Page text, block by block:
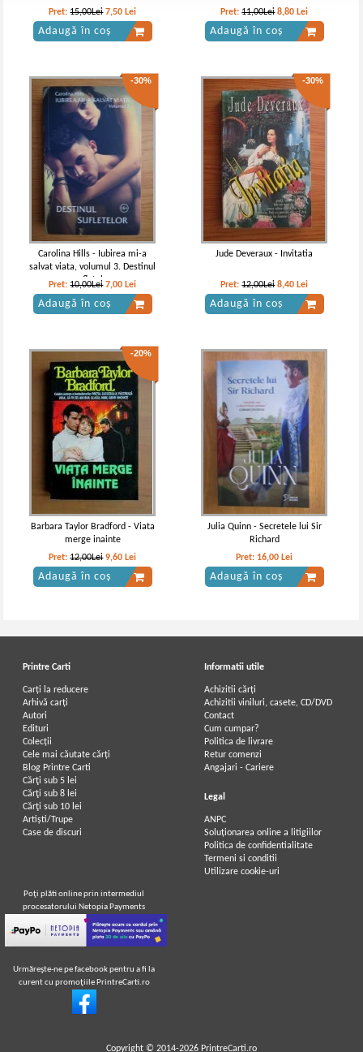
Pret:15,00Lei 7,50 Lei
Adaugă în coș
Pret:11,00Lei 8,80 Lei
Adaugă în coș
-30%
Carolina Hills - Iubirea mi-a
salvat viata, volumul 3. Destinul
sufletelor
Pret:10,00Lei 7,00 Lei
Adaugă în coș
-30%
Jude Deveraux - Invitatia
Pret:12,00Lei 8,40 Lei
Adaugă în coș
-20%
Barbara Taylor Bradford - Viata
merge inainte
Pret:12,00Lei 9,60 Lei
Adaugă în coș
Julia Quinn - Secretele lui Sir
Richard
Pret: 16,00 Lei
Adaugă în coș
Printre Carti
Carți la reducere
Arhivă carți
Autori
Edituri
Colecții
Cele mai căutate cărți
Blog Printre Carti
Cărţi sub 5 lei
Cărţi sub 8 lei
Cărţi sub 10 lei
Artiști/Trupe
Case de discuri
Informatii utile
Achizitii cărți
Achizitii viniluri, casete, CD/DVD
Contact
Cum cumpar?
Politica de livrare
Retur comenzi
Angajari - Cariere
Legal
ANPC
Soluționarea online a litigiilor
Politica de confidentialitate
Termeni si conditii
Utilizare cookie-uri
Poţi plăti online prin intermediul
procesatorului Netopia Payments
Urmăreşte-ne pe facebook pentru a fi la
curent cu promoţiile PrintreCarti.ro
Copyright © 2014-2026 PrintreCarti.ro